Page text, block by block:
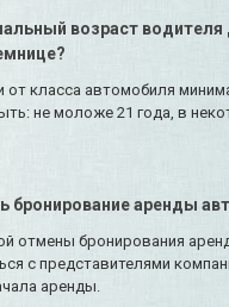
возраст
от класса автомобиля
не моложе 21 года, в
бронирование аренды
отмены бронирования
с представителями
аренды.